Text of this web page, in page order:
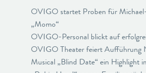
OVIGO startet Proben für
„Momo“
OVIGO-Personal blickt auf
OVIGO Theater feiert Aufführung
Musical „Blind Date“ ein Highlight